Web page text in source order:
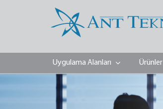
Uygulama Alanları Ürünler